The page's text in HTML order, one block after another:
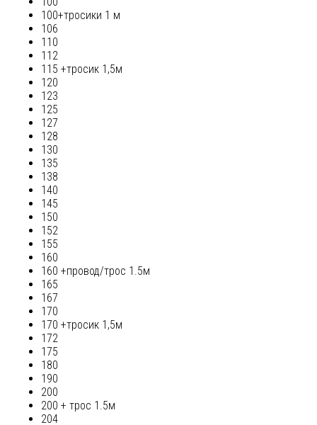
100+тросики 1 м
106
110
112
115 +тросик 1,5м
120
123
125
127
128
130
135
138
140
145
150
152
155
160
160 +провод/трос 1.5м
165
167
170
170 +тросик 1,5м
172
175
180
190
200
200 + трос 1.5м
204